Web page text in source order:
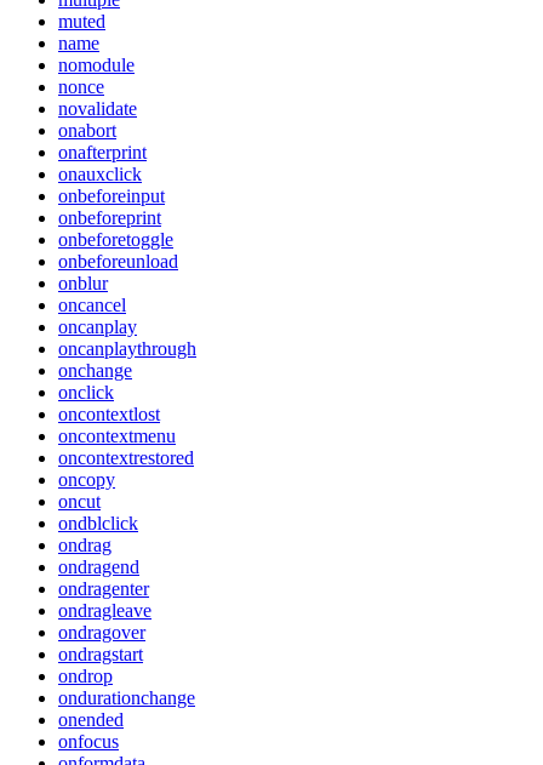
muted
name
nomodule
nonce
novalidate
onabort
onafterprint
onauxclick
onbeforeinput
onbeforeprint
onbeforetoggle
onbeforeunload
onblur
oncancel
oncanplay
oncanplaythrough
onchange
onclick
oncontextlost
oncontextmenu
oncontextrestored
oncopy
oncut
ondblclick
ondrag
ondragend
ondragenter
ondragleave
ondragover
ondragstart
ondrop
ondurationchange
onended
onfocus